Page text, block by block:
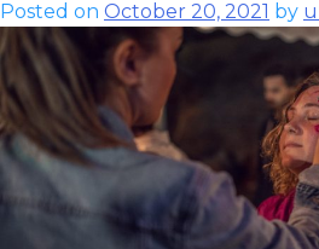
Posted on October 20, 2021 by